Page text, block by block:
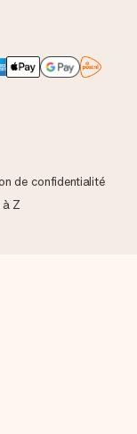
de confidentialité
à Z